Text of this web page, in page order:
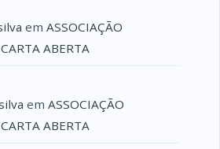
em ASSOCIAÇÃO
ABERTA
em ASSOCIAÇÃO
ABERTA